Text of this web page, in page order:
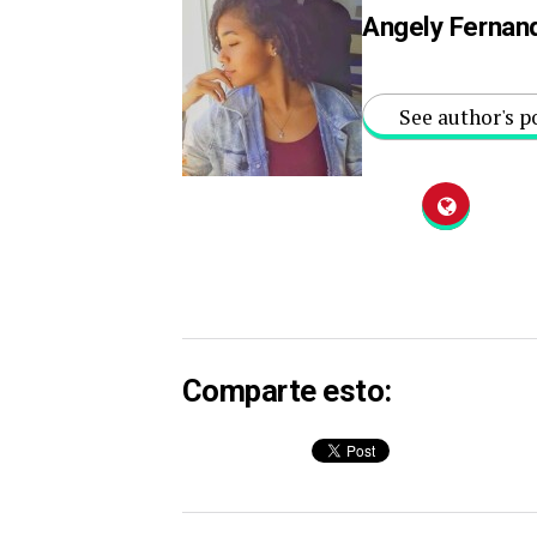
Angely
See author's
Comparte esto: